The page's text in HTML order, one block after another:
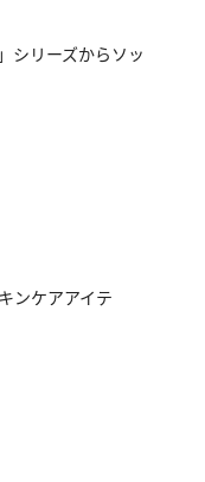
シリーズからソッ
ンケアアイテ